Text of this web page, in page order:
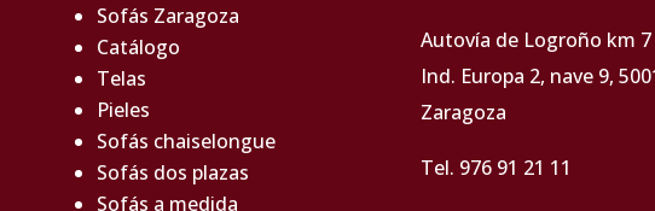
Sofás Zaragoza
Catálogo
Telas
Pieles
Sofás chaiselongue
Sofás dos plazas
Sofás a medida
Autovía de Logroño km 7
Ind. Europa 2, nave 9,
Zaragoza
Tel. 976 91 21 11